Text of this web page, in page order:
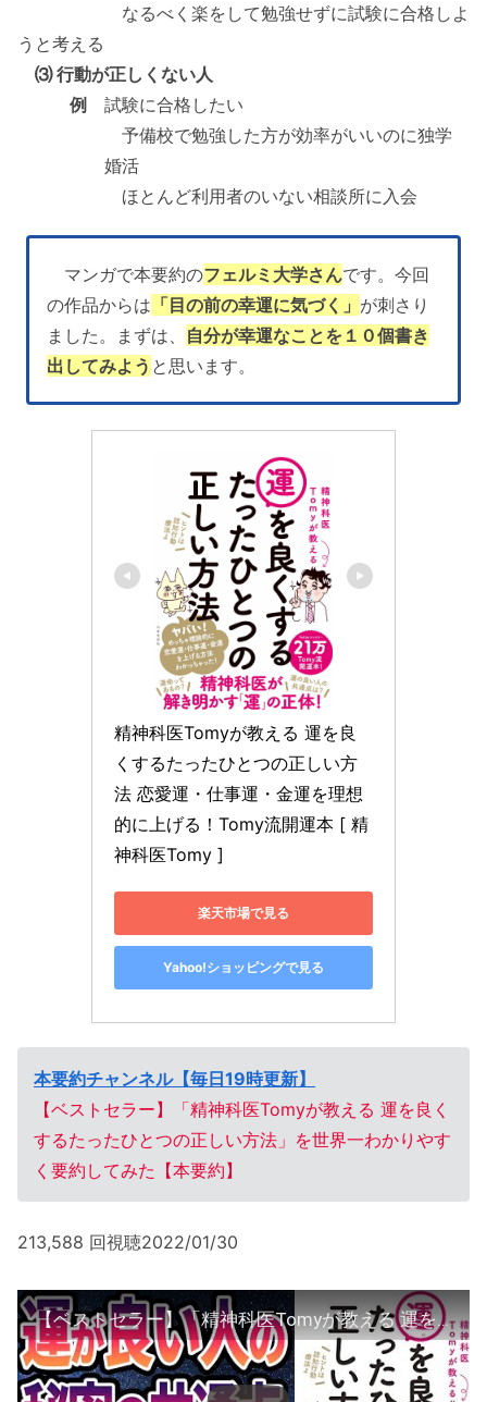
なるべく楽をして勉強せずに試験に合格しよ
うと考える
⑶ 行動が正しくない人
例 試験に合格したい
予備校で勉強した方が効率がいいのに独学
婚活
ほとんど利用者のいない相談所に入会
マンガで本要約のフェルミ大学さんです。今回
の作品からは 「目の前の幸運に気づく」 が刺さり
ました。まずは、 自分が幸運なことを１０個書き
出してみよう と思います。
精神科医Tomyが教える 運を良
くするたったひとつの正しい方
法 恋愛運・仕事運・金運を理想
的に上げる！Tomy流開運本 [ 精
神科医Tomy ]
楽天市場で見る
Yahoo!ショッピングで見る
本要約チャンネル【毎日19時更新】
【ベストセラー】「精神科医Tomyが教える 運を良く
するたったひとつの正しい方法」を世界一わかりやす
く要約してみた【本要約】
213,588 回視聴2022/01/30
【ベストセラー】「精神科医Tomyが教える 運を良くするたったひとつの正しい方法」を世界一わかりやすく要約してみた【本要約】